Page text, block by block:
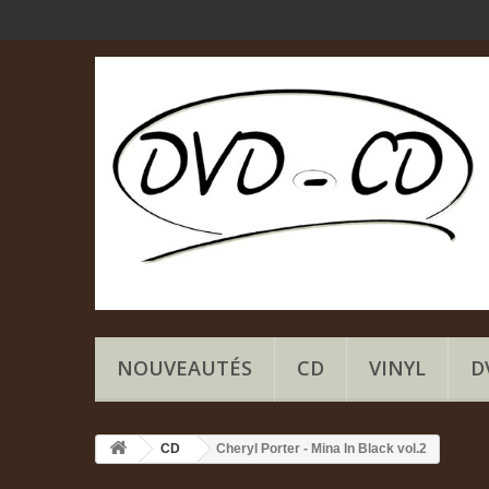
NOUVEAUTÉS CD VINYL
CD Cheryl Porter - Mina In Black vol.2